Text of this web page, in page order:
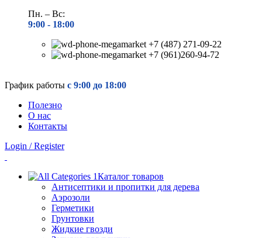
Пн. – Вс:
9:00 - 18:00
+7 (487) 271-09-22
+7 (961)260-94-72
График работы с 9:00 до 18:00
Полезно
О нас
Контакты
Login / Register
Каталог товаров
Антисептики и пропитки для дерева
Аэрозоли
Герметики
Грунтовки
Жидкие гвозди